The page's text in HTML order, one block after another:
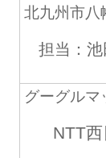
北九州市八
担当：池
グーグルマ
NTT西